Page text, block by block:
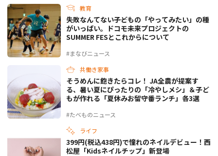
教育
#まなびニュース
失敗なんてない――子どもの「やってみたい」の種
がいっぱい。ドコモ未来プロジェクトの
SUMMER FESとこれからについて
共働き家事
#たべものニュース
そうめんに飽きたらコレ！ JA全農が提案す
る、暑い夏にぴったりの「冷やしメシ」＆子ど
もが作れる「夏休みお留守番ランチ」各3選
ライフ
399円(税込438円)で憧れのネイルデビュー！西
松屋「Kidsネイルチップ」新登場